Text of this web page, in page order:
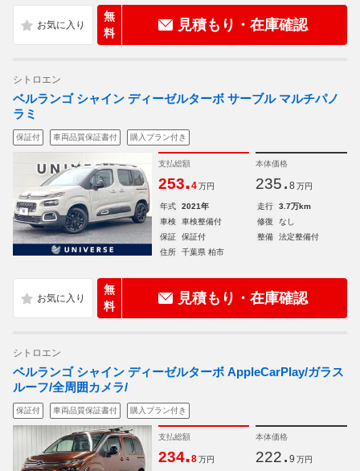
無
料
見積もり・在庫確認
シトロエン
ベルランゴ シャイン ディーゼルターボ サーブル マルチパノ
ラミ
保証付 車両品質保証書付 購入プラン付き
支払総額
253.4 万円
本体価格
235. 8 万円
年式 2021年 走行
3.7万km
車検
車検整備付 修復
なし
保証
保証付 整備
法定整備付
住所
千葉県 柏市
無
料
見積もり・在庫確認
シトロエン
ベルランゴ シャイン ディーゼルターボ AppleCarPlay/ガラス
ルーフ/全周囲カメラ/
保証付 車両品質保証書付 購入プラン付き
支払総額
234.8 万円
本体価格
222. 9 万円